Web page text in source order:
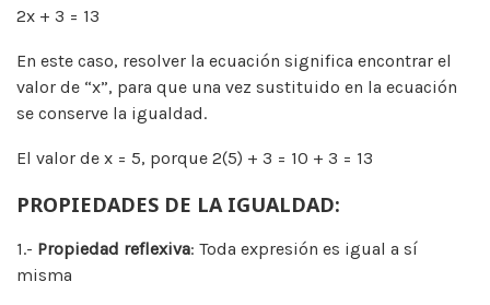
2x + 3 = 13
En este caso, resolver la ecuación significa encontrar el
valor de “x”, para que una vez sustituido en la ecuación
se conserve la igualdad.
El valor de x = 5, porque 2(5) + 3 = 10 + 3 = 13
PROPIEDADES DE LA IGUALDAD:
1.- Propiedad reflexiva: Toda expresión es igual a sí
misma